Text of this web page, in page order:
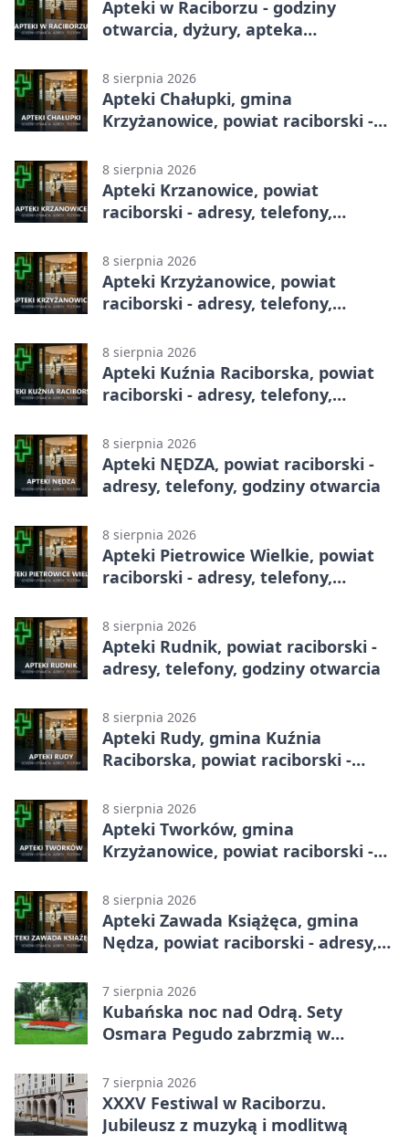
Apteki w Raciborzu - godziny
otwarcia, dyżury, apteka
8 sierpnia 2026
Apteki Chałupki, gmina
Krzyżanowice, powiat raciborski -
8 sierpnia 2026
Apteki Krzanowice, powiat
raciborski - adresy, telefony,
8 sierpnia 2026
Apteki Krzyżanowice, powiat
raciborski - adresy, telefony,
8 sierpnia 2026
Apteki Kuźnia Raciborska, powiat
raciborski - adresy, telefony,
8 sierpnia 2026
Apteki NĘDZA, powiat raciborski -
adresy, telefony, godziny otwarcia
8 sierpnia 2026
Apteki Pietrowice Wielkie, powiat
raciborski - adresy, telefony,
8 sierpnia 2026
Apteki Rudnik, powiat raciborski -
adresy, telefony, godziny otwarcia
8 sierpnia 2026
Apteki Rudy, gmina Kuźnia
Raciborska, powiat raciborski -
8 sierpnia 2026
Apteki Tworków, gmina
Krzyżanowice, powiat raciborski -
8 sierpnia 2026
Apteki Zawada Książęca, gmina
Nędza, powiat raciborski - adresy,
7 sierpnia 2026
Kubańska noc nad Odrą. Sety
Osmara Pegudo zabrzmią w
7 sierpnia 2026
XXXV Festiwal w Raciborzu.
Jubileusz z muzyką i modlitwą